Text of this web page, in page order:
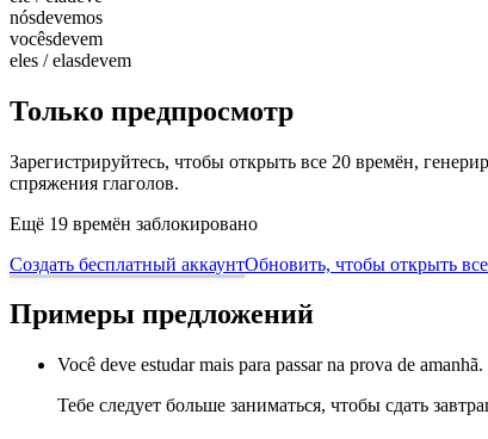
nósdevemos
vocêsdevem
eles / elasdevem
Только предпросмотр
Зарегистрируйтесь, чтобы открыть все 20 времён,
спряжения глаголов.
Ещё 19 времён заблокировано
Создать бесплатный аккаунтОбновить, чтобы открыть
Примеры предложений
Você deve estudar mais para passar na prova de amanhã.
Тебе следует больше заниматься, чтобы сдать